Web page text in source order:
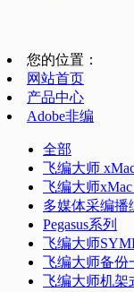
您的位置：
网站首页
产品中心
Adobe非编
全部
飞编大师
飞编大师
多媒体采编播
Pegasus系列
飞编大师
飞编大师备份
飞编大师机架